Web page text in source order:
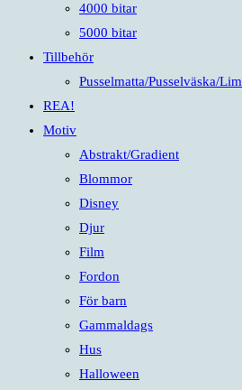
4000 bitar
5000 bitar
Tillbehör
Pusselmatta/Pusselväska/Lim
REA!
Motiv
Abstrakt/Gradient
Blommor
Disney
Djur
Film
Fordon
För barn
Gammaldags
Hus
Halloween